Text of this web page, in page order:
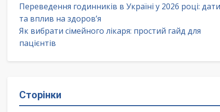
Переведення годинників в Україні у 2026 році: дати
та вплив на здоров’я
Як вибрати сімейного лікаря: простий гайд для
пацієнтів
Сторінки